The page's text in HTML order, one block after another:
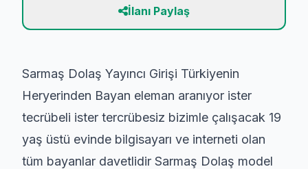
İlanı Paylaş
Sarmaş Dolaş Yayıncı Girişi Türkiyenin
Heryerinden Bayan eleman aranıyor ister
tecrübeli ister tercrübesiz bizimle çalışacak 19
yaş üstü evinde bilgisayarı ve interneti olan
tüm bayanlar davetlidir Sarmaş Dolaş model